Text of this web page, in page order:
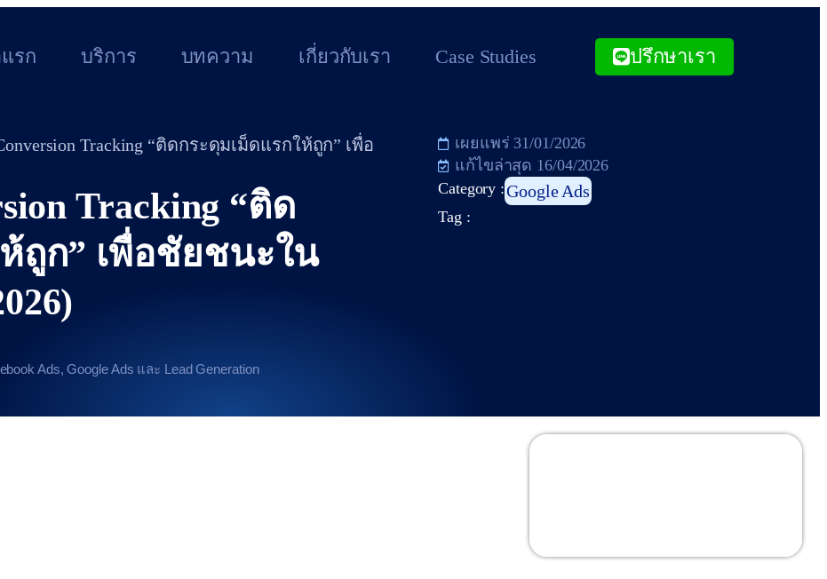
รก บริการ บทความ เกี่ยวกับเรา Case Studies ปรึกษาเรา
Tracking “ติดกระดุมเม็ดแรกให้ถูก” เพื่อ
Tracking “ติด
ถูก” เพื่อชัยชนะใน
Ads, Google Ads และ Lead Generation
เผยแพร่ 31/01/2026
แก้ไขล่าสุด 16/04/2026
Category :Google Ads
Tag :